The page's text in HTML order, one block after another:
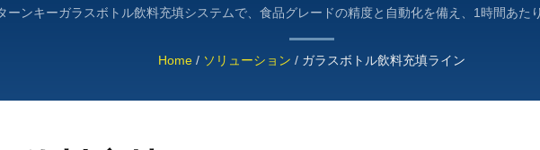
ーンキーガラスボトル飲料充填システムで、食品グレードの精度と自動化を備え、1時間あた
Home / ソリューション / ガラスボトル飲料充填ライン